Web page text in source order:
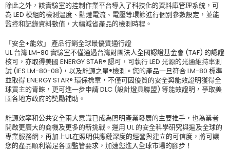
除此之外，該實驗室的控制作業平台導入了科技化的資料庫管理系統，可
為 LED 模組的檢測溫度、點燈電流、電壓等環節進行個別參數設定，並能
監控和記錄資料數值，大幅減省產品的檢測時程。
「安全+能效」 產品行銷全球最優質通行證
UL 台灣 LM-80 實驗室不僅通過台灣財團法人全國認證基金會 (TAF) 的認證
核可，亦取得美國 ENERGY STAR® 認可，可執行 LED 光源的光通維持率測
試 (IES LM-80-08)，以及能源之星®檢測。您的產品一旦符合 LM-80 標準
並取得 ENERGY STAR® 環保標章，不僅可因優質的安全與能效證明獲得全
球買主的青睞，更可進一步申請 DLC (設計燈具聯盟) 等能效證明，爭取美
國各地方政府的奬勵補助。
能源效率和公共安全兩大意識已成為照明產業發展的主要推手，也為業者
開啟更廣大的商機及更多的新挑戰。運用 UL 的安全科學研究與遍及全球的
專業服務網，再加上UL在照明供應鏈深度的經營與建立的可信度，將可讓
您的產品順利滿足各國監管要求，加速您進入全球市場的腳步！